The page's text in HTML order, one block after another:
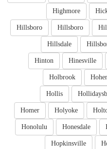
Highmore
Hillsboro
Hillsboro
Hillsdale
Hinesville
Hinton
Holbrook
Hollis
Holyoke
Homer
Honesdale
Honolulu
Hopkinsville